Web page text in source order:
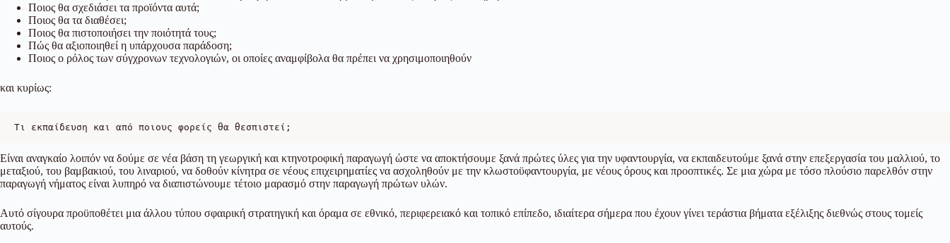
Ποιος θα σχεδιάσει τα προϊόντα αυτά;
Ποιος θα τα διαθέσει;
Ποιος θα πιστοποιήσει την ποιότητά τους;
Πώς θα αξιοποιηθεί η υπάρχουσα παράδοση;
Ποιος ο ρόλος των σύγχρονων τεχνολογιών, οι οποίες αναμφίβολα θα πρέπει να χρησιμοποιηθούν
και κυρίως:
Τι εκπαίδευση και από ποιους φορείς θα θεσπιστεί;
Είναι αναγκαίο λοιπόν να δούμε σε νέα βάση τη γεωργική και κτηνοτροφική παραγωγή ώστε να αποκτήσουμε ξανά πρώτες ύλες για την υφαντουργία, να εκπαιδευτούμε ξανά στην επεξεργασία του μαλλιού, το
μεταξιού, του βαμβακιού, του λιναριού, να δοθούν κίνητρα σε νέους επιχειρηματίες να ασχοληθούν με την κλωστοϋφαντουργία, με νέους όρους και προοπτικές. Σε μια χώρα με τόσο πλούσιο παρελθόν στην
παραγωγή νήματος είναι λυπηρό να διαπιστώνουμε τέτοιο μαρασμό στην παραγωγή πρώτων υλών.
Αυτό σίγουρα προϋποθέτει μια άλλου τύπου σφαιρική στρατηγική και όραμα σε εθνικό, περιφερειακό και τοπικό επίπεδο, ιδιαίτερα σήμερα που έχουν γίνει τεράστια βήματα εξέλιξης διεθνώς στους τομείς
αυτούς.